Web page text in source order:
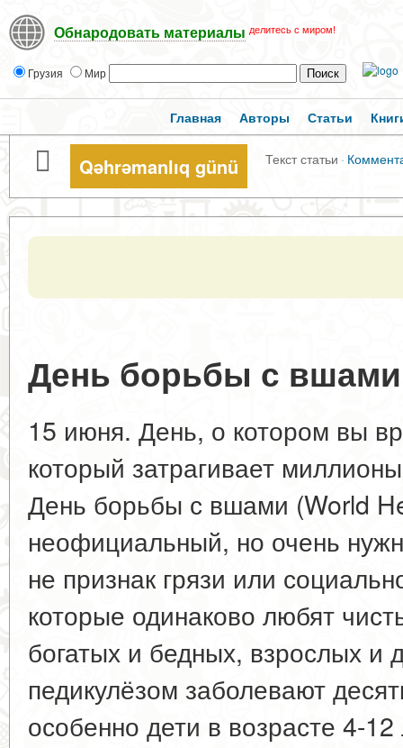
Обнародовать материалы делитесь с миром!
Грузия Мир
Главная Авторы Статьи
Qəhrəmanlıq günü Текст статьи ·
День борьбы с вшами
15 июня. День, о котором вы
который затрагивает
День борьбы с вшами (World
неофициальный, но очень
не признак грязи или
которые одинаково любят
богатых и бедных, взрослых и
педикулёзом заболевают
особенно дети в возрасте 4-